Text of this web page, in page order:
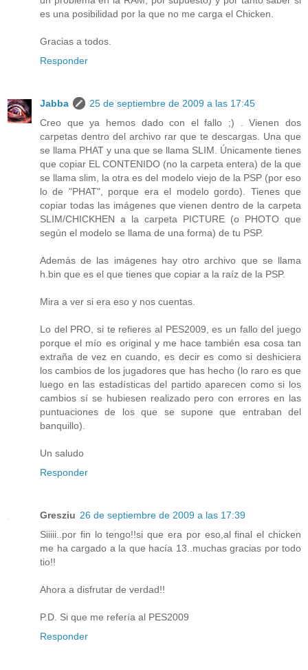
es una posibilidad por la que no me carga el Chicken.
Gracias a todos.
Responder
Jabba
25 de septiembre de 2009 a las 17:45
Creo que ya hemos dado con el fallo ;) . Vienen dos
carpetas dentro del archivo rar que te descargas. Una que
se llama PHAT y una que se llama SLIM. Únicamente tienes
que copiar EL CONTENIDO (no la carpeta entera) de la que
se llama slim, la otra es del modelo viejo de la PSP (por eso
lo de "PHAT", porque era el modelo gordo). Tienes que
copiar todas las imágenes que vienen dentro de la carpeta
SLIM/CHICKHEN a la carpeta PICTURE (o PHOTO que
según el modelo se llama de una forma) de tu PSP.
Además de las imágenes hay otro archivo que se llama
h.bin que es el que tienes que copiar a la raíz de la PSP.
Mira a ver si era eso y nos cuentas.
Lo del PRO, si te refieres al PES2009, es un fallo del juego
porque el mío es original y me hace también esa cosa tan
extraña de vez en cuando, es decir es como si deshiciera
los cambios de los jugadores que has hecho (lo raro es que
luego en las estadísticas del partido aparecen como si los
cambios sí se hubiesen realizado pero con errores en las
puntuaciones de los que se supone que entraban del
banquillo).
Un saludo
Responder
Gresziu 26 de septiembre de 2009 a las 17:39
Siiiii..por fin lo tengo!!si que era por eso,al final el chicken
me ha cargado a la que hacía 13..muchas gracias por todo
tio!!
Ahora a disfrutar de verdad!!
P.D. Si que me refería al PES2009
Responder